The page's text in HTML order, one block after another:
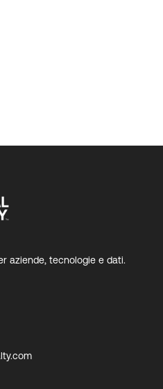
aziende, tecnologie e dati.